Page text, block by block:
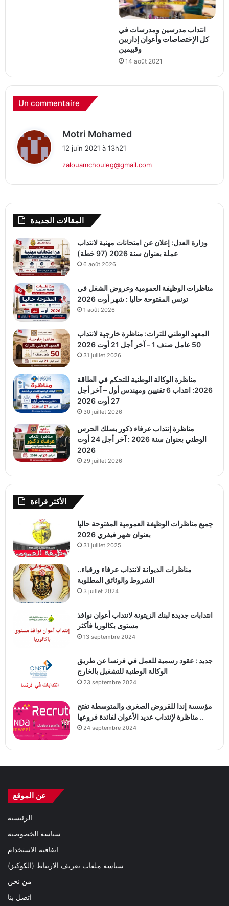
انتداب مدرسين ومدرسات في
كل الإختصاصات وأعوان إداريين
وقييمين
14 août 2021
Un commentaire
Motri Mohamed
12 juin 2021 à 13h21
zalouamchouleg@gmail.com
المقالات الجديدة
وزارة العدل: إعلان عن امتحانات مهنية لانتداب
عملة بعنوان سنة 2026 (97 خطة)
6 août 2026
مناظرات الوظيفة العمومية وعروض الشغل في
تونس المفتوحة حاليا : شهر أوت 2026
1 août 2026
المعهد الوطني للتراث: مناظرة خارجية لانتداب
50 عامل صنف 1 – آخر أجل 21 أوت 2026
31 juillet 2026
مناظرة الوكالة الوطنية للتحكم في الطاقة
2026: انتداب 6 تقنيين ومهندس أول – آخر أجل
27 أوت 2026
30 juillet 2026
مناظرة إنتداب عرفاء ذكور بسلك الحرس
الوطني بعنوان سنة 2026 : آخر أجل 24 أوت
2026
29 juillet 2026
الأكثر قراءة
جميع مناظرات الوظيفة العمومية المفتوحة حاليا
بعنوان شهر فيفري 2026
31 juillet 2025
مناظرات الديوانة لانتداب عرفاء ورقباء..
الشروط والوثائق المطلوبة
3 juillet 2024
انتدابات جديدة لبنك الزيتونة لانتداب أعوان نوافذ
مستوى بكالوريا فأكثر
13 septembre 2024
جديد : عقود رسمية للعمل في فرنسا عن طريق
الوكالة الوطنية للتشغيل بالخارج
23 septembre 2024
مؤسسة إندا للقروض الصغرى والمتوسطة تفتح
مناظرة لإنتداب عديد الأعوان لفائدة فروعها ..
24 septembre 2024
عن الموقع
الرئيسية
سياسة الخصوصية
اتفاقية الاستخدام
سياسة ملفات تعريف الارتباط (الكوكيز)
من نحن
اتصل بنا